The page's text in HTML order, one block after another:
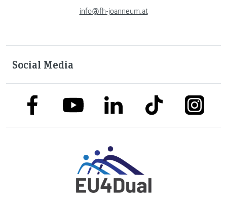
info@fh-joanneum.at
Social Media
link to facebooklink to youtubelink to linkedinlink to tiktok